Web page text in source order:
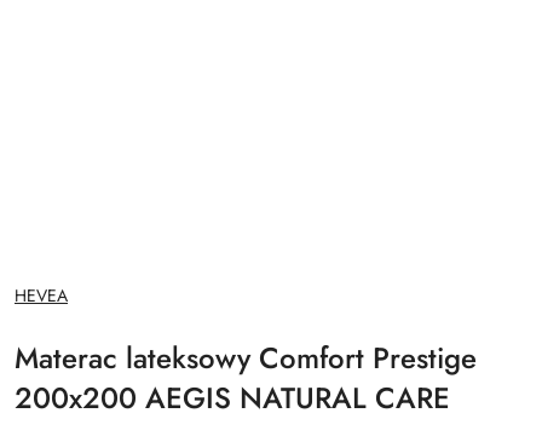
NAZWA
PRODUCENTA:
HEVEA
Materac lateksowy Comfort Prestige
200x200 AEGIS NATURAL CARE